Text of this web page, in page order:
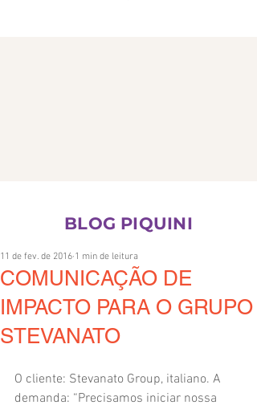
CONTATO
BLOG PIQUINI
COMUNICAÇÃO DE
IMPACTO PARA O GRUPO
STEVANATO
11 de fev. de 2016 1 min de leitura
O cliente: Stevanato Group, italiano. A
demanda: “Precisamos iniciar nossa